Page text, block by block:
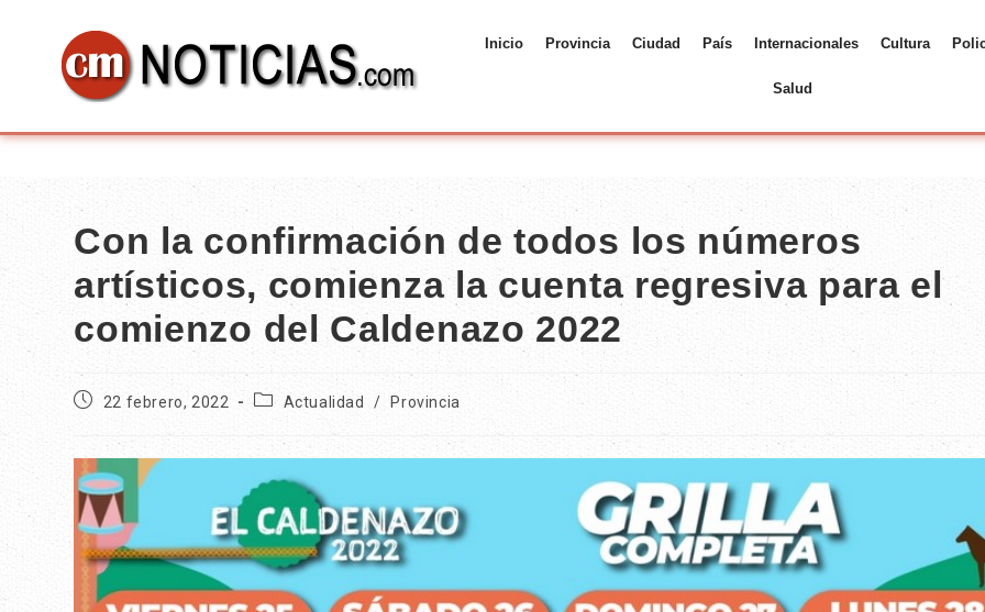
Inicio Provincia Ciudad País Internacionales Cultura
Salud
Con la confirmación de todos los números
artísticos, comienza la cuenta regresiva para el
comienzo del Caldenazo 2022
22 febrero, 2022 Actualidad / Provincia